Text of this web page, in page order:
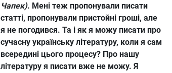
Чапек). Мені теж пропонували писати
статті, пропонували пристойні гроші, але
я не погодився. Та і як я можу писати про
сучасну українську літературу, коли я сам
всередині цього процесу? Про нашу
літературу я писати вже не можу. Я